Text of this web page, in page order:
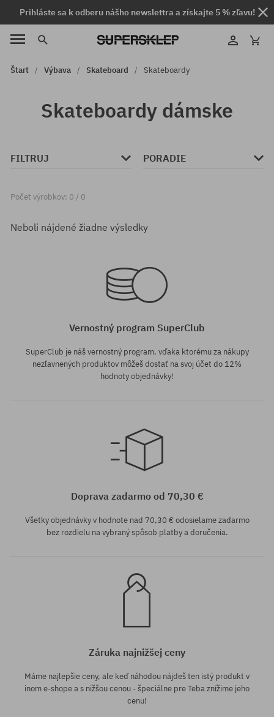
Prihláste sa k odberu nášho newslettra a získajte 5 % zľavu!
Štart Výbava Skateboard Skateboardy
Skateboardy dámske
FILTRUJ PORADIE
Počet výrobkov: 0 / 0
Neboli nájdené žiadne výsledky
Vernostný program SuperClub
SuperClub je náš vernostný program, vďaka ktorému za nákupy
nezľavnených produktov môžeš dostať na svoj účet do 12%
hodnoty objednávky!
Doprava zadarmo od 70,30 €
Všetky objednávky v hodnote nad 70,30 € odosielame zadarmo
bez rozdielu na vybraný spôsob platby a doručenia.
Záruka najnižšej ceny
Máme najlepšie ceny, ale keď náhodou nájdeš ten istý produkt v
inom e-shope a s nižšou cenou - špeciálne pre Teba znížime jeho
cenu!